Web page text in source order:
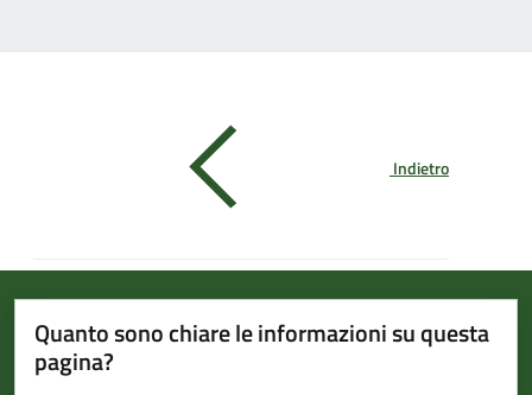
Indietro
Quanto sono chiare le informazioni su questa
pagina?